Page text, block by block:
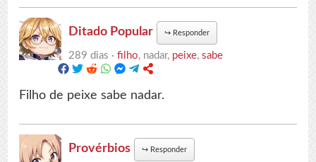
Ditado Popular ↪ Responder
289 dias ·filho, nadar, peixe,sabe
Filho de peixe sabe nadar.
Provérbios ↪ Responder